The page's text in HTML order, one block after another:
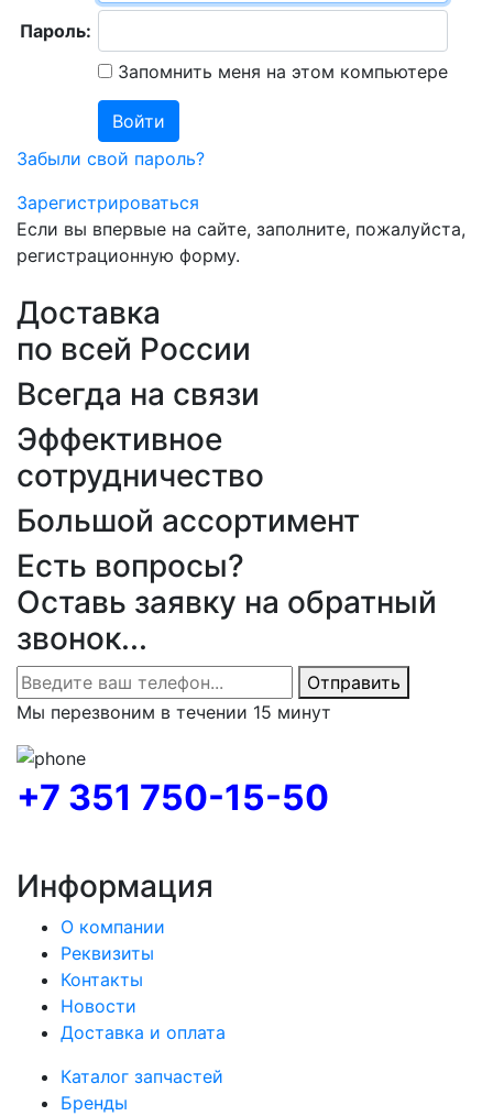
Пароль:
Запомнить меня на этом компьютере
Забыли свой пароль?
Зарегистрироваться
Если вы впервые на сайте, заполните, пожалуйста,
регистрационную форму.
Доставка
по всей России
Всегда на связи
Эффективное
сотрудничество
Большой ассортимент
Есть вопросы?
Оставь заявку на обратный
звонок...
Отправить
Мы перезвоним в течении 15 минут
+7 351 750-15-50
Информация
О компании
Реквизиты
Контакты
Новости
Доставка и оплата
Каталог запчастей
Бренды